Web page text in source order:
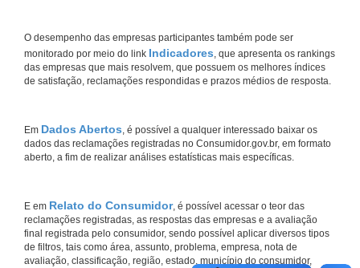
O desempenho das empresas participantes também pode ser
monitorado por meio do link Indicadores, que apresenta os rankings
das empresas que mais resolvem, que possuem os melhores índices
de satisfação, reclamações respondidas e prazos médios de resposta.
Em Dados Abertos, é possível a qualquer interessado baixar os
dados das reclamações registradas no Consumidor.gov.br, em formato
aberto, a fim de realizar análises estatísticas mais específicas.
E em Relato do Consumidor, é possível acessar o teor das
reclamações registradas, as respostas das empresas e a avaliação
final registrada pelo consumidor, sendo possível aplicar diversos tipos
de filtros, tais como área, assunto, problema, empresa, nota de
avaliação, classificação, região, estado, município do consumidor,